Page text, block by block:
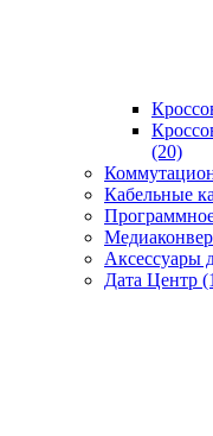
(20)
Кабельные
Аксессуары
Дата Центр